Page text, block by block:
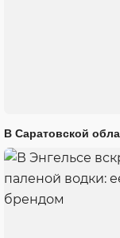
В Саратовской